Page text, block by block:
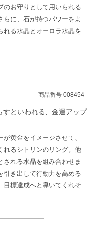
のお守りとして用いられる
らに、石が持つパワーをよ
れる水晶とオーロラ水晶を
商品番号 008454
すといわれる、金運アップ
黄金をイメージさせて、
れるシトリンのリング。他
される水晶を組み合わせま
引き出して行動力を高める
目標達成へと導いてくれそ